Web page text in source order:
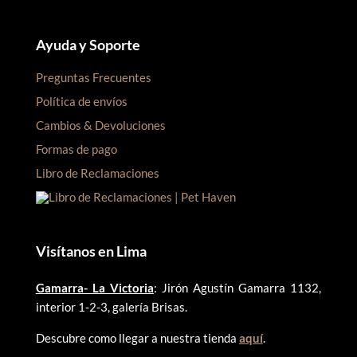
Ayuda y Soporte
Preguntas Frecuentes
Política de envíos
Cambios & Devoluciones
Formas de pago
Libro de Reclamaciones
Visítanos en Lima
Gamarra- La Victoria: Jirón Agustín Gamarra 1132,
interior 1-2-3, galería Brisas.
Descubre como llegar a nuestra tienda aquí.